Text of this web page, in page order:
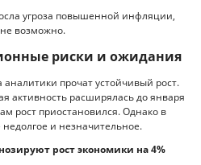
угроза повышенной инфляции,
возможно.
риски и ожидания
прочат устойчивый рост.
активность расширялась до января
рост приостановился. Однако в
и незначительное.
рост экономики на 4%